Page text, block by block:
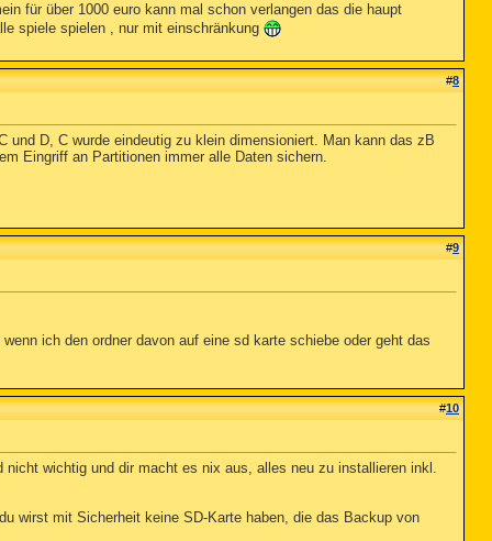
für über 1000 euro kann mal schon verlangen das die haupt
spiele spielen , nur mit einschränkung
#8
D, C wurde eindeutig zu klein dimensioniert. Man kann das zB
Eingriff an Partitionen immer alle Daten sichern.
#9
ich den ordner davon auf eine sd karte schiebe oder geht das
#10
wichtig und dir macht es nix aus, alles neu zu installieren inkl.
wirst mit Sicherheit keine SD-Karte haben, die das Backup von